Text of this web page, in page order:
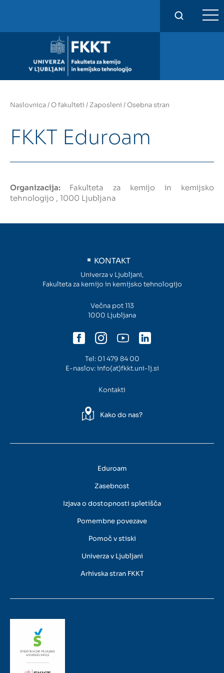
Webmail
Javna naročila
Alumni UL FKKT
Center za raziskave vode UL
Naslovnica/O fakulteti / Zaposleni /Osebna stran
FKKT Eduroam
Organizacija: Fakulteta za kemijo in kemijsko
tehnologijo , 1000 Ljubljana
KONTAKT
Univerza v Ljubljani,
Fakulteta za kemijo in kemijsko tehnologijo
Večna pot 113
1000 Ljubljana
Tel: 01 479 84 00
E-naslov:info(at)fkkt.uni-lj.si
Kontakti
Kako do nas?
Eduroam
Zasebnost
Izjava o dostopnosti spletišča
Pomembne povezave
Pomoč v stiski
Univerza v Ljubljani
Arhivska stran FKKT